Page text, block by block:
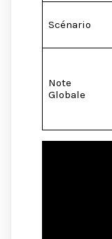
Scénario
Note
Globale